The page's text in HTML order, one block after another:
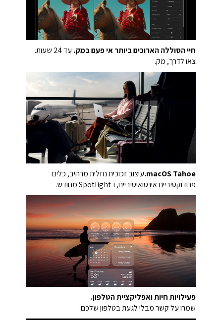
חיי הסוללה הארוכים ביותר אי פעם במק.
עד 24 שעות.
צאו לדרך, מק.
macOS Tahoe. עיצוב זכוכית נוזלית מרהיב, כלים
פרודוקטיביים אינטואיטיביים, ו-Spotlight מחודש.
פעילויות חיות ואפליקציית הטלפון.
שמרו על קשר מבלי לגעת בטלפון שלכם.